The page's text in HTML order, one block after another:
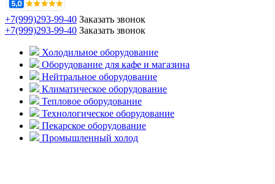
+7(999)293-99-40 Заказать звонок
+7(999)293-99-40 Заказать звонок
Холодильное оборудование
Оборудование для кафе и магазина
Нейтральное оборудование
Климатическое оборудование
Тепловое оборудование
Технологическое оборудование
Пекарское оборудование
Промышленный холод